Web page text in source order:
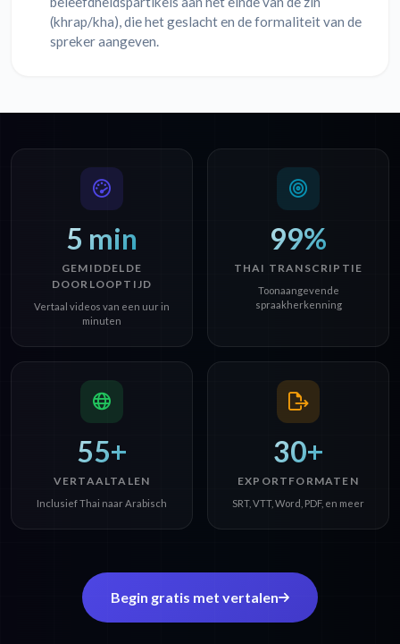
(khrap/kha), die het geslacht en de formaliteit van de
spreker aangeven.
5 min
GEMIDDELDE
DOORLOOPTIJD
Vertaal videos van een uur in
minuten
99%
THAI TRANSCRIPTIE
Toonaangevende
spraakherkenning
55+
VERTAALTALEN
Inclusief Thai naar Arabisch
30+
EXPORTFORMATEN
SRT, VTT, Word, PDF, en meer
Begin gratis met vertalen